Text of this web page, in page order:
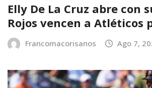
Elly De La Cruz abre con
Rojos vencen a Atléticos
Francomacorisanos Ago 7,